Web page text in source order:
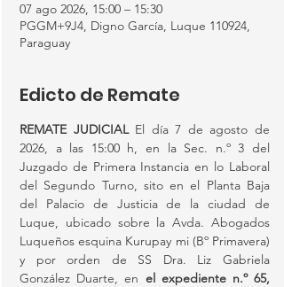
07 ago 2026, 15:00 – 15:30
PGGM+9J4, Digno García, Luque 110924,
Paraguay
Edicto de Remate
REMATE JUDICIAL El día 7 de agosto de
2026, a las 15:00 h, en la Sec. n.º 3 del
Juzgado de Primera Instancia en lo Laboral
del Segundo Turno, sito en el Planta Baja
del Palacio de Justicia de la ciudad de
Luque, ubicado sobre la Avda. Abogados
Luqueños esquina Kurupay mi (Bº Primavera)
y por orden de SS Dra. Liz Gabriela
González Duarte, en el expediente n.º 65,